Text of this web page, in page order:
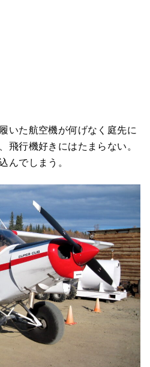
いた航空機が何げなく庭先に
飛行機好きにはたまらない。
んでしまう。